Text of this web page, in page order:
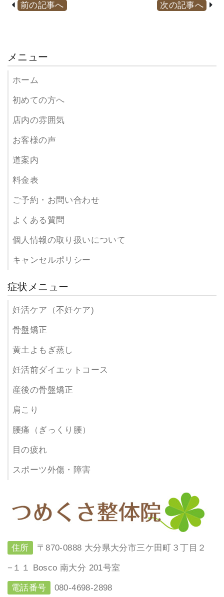
前の記事へ 次の記事へ
メニュー
ホーム
初めての方へ
店内の雰囲気
お客様の声
道案内
料金表
ご予約・お問い合わせ
よくある質問
個人情報の取り扱いについて
キャンセルポリシー
症状メニュー
妊活ケア（不妊ケア)
骨盤矯正
黄土よもぎ蒸し
妊活前ダイエットコース
産後の骨盤矯正
肩こり
腰痛（ぎっくり腰）
目の疲れ
スポーツ外傷・障害
住所 〒870-0888 大分県大分市三ケ田町３丁目２
−１１ Bosco 南大分 201号室
電話番号 080-4698-2898